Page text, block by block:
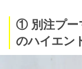
① 別注プー
のハイエン